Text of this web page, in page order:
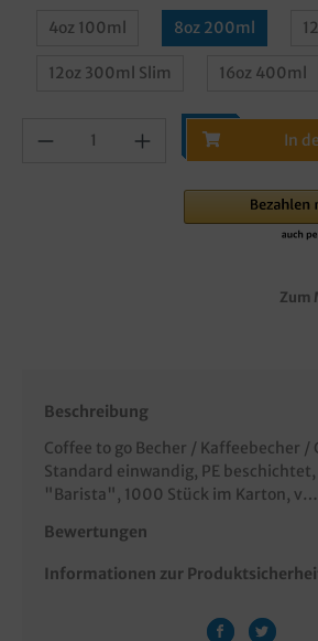
4oz 100ml
8oz 200ml
12oz 300ml Slim 16oz 400ml
In
Zum
Beschreibung
Coffee to go Becher / Kaffeebecher /
Standard einwandig, PE
"Barista", 1000 Stück im Karton, v…
Bewertungen
Informationen zur